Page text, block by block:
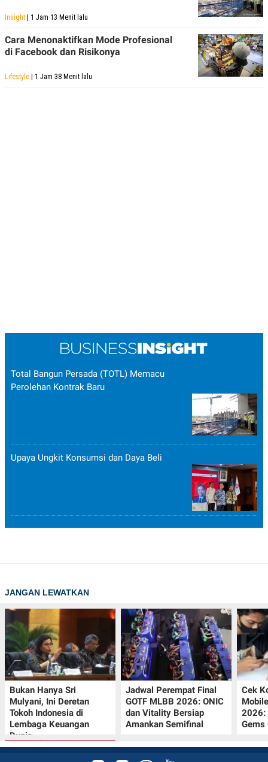
Insight | 1 Jam 13 Menit lalu
Cara Menonaktifkan Mode Profesional
di Facebook dan Risikonya
Lifestyle | 1 Jam 38 Menit lalu
Total Bangun Persada (TOTL) Memacu
Perolehan Kontrak Baru
Upaya Ungkit Konsumsi dan Daya Beli
JANGAN LEWATKAN
Bukan Hanya Sri
Mulyani, Ini Deretan
Tokoh Indonesia di
Lembaga Keuangan
Dunia
Jadwal Perempat Final
GOTF MLBB 2026: ONIC
dan Vitality Bersiap
Amankan Semifinal
Cek
2026:
Gems